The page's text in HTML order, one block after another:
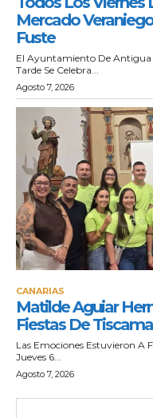
Mercado
Fuste
El Ayuntamiento De Antigua
Tarde Se Celebra...
Agosto 7, 2026
CANARIAS
Matilde Aguiar
Fiestas De
Las Emociones Estuvieron A
Jueves 6...
Agosto 7, 2026